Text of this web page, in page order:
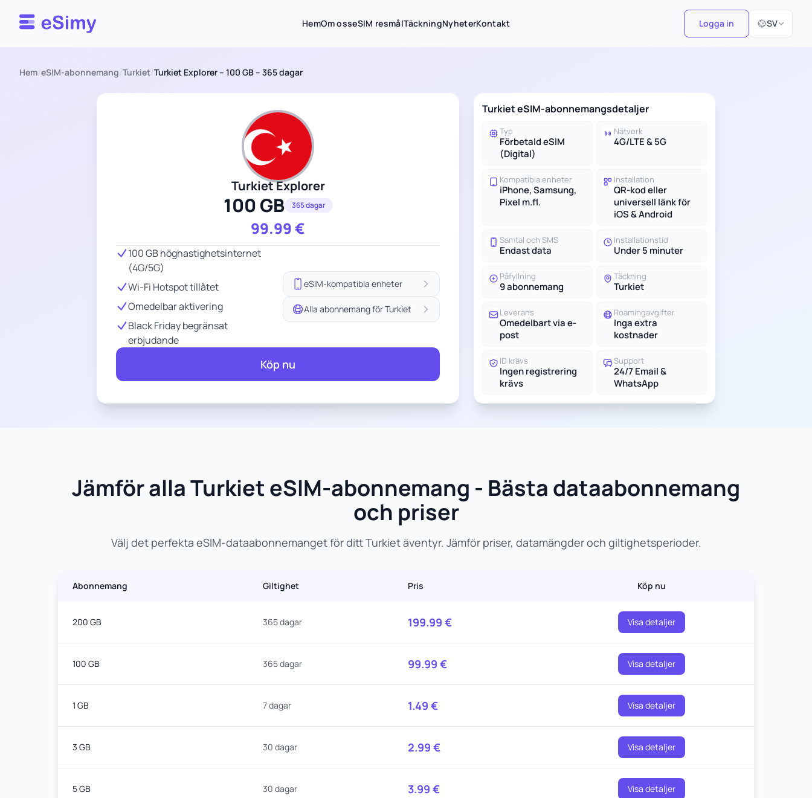
Esimy HemOm osseSIM resmålTäckningNyheterKontakt Logga in SV
Välj språk
Hem/eSIM-abonnemang/Turkiet/Turkiet Explorer – 100 GB – 365 dagar
Turkiet Explorer
100 GB 365 dagar
99.99€
100 GB höghastighetsinternet
(4G/5G)
Wi-Fi Hotspot tillåtet
Omedelbar aktivering
Black Friday begränsat
erbjudande
eSIM-kompatibla enheter
Alla abonnemang för Turkiet
Köp nu
Turkiet eSIM-abonnemangsdetaljer
Typ
Förbetald eSIM
(Digital)
Nätverk
4G/LTE & 5G
Kompatibla enheter
iPhone, Samsung,
Pixel m.fl.
Installation
QR-kod eller
universell länk för
iOS & Android
Samtal och SMS
Endast data
Installationstid
Under 5 minuter
Påfyllning
9 abonnemang
Täckning
Turkiet
Leverans
Omedelbart via e-
post
Roamingavgifter
Inga extra
kostnader
ID krävs
Ingen registrering
krävs
Support
24/7 Email &
WhatsApp
Jämför alla Turkiet eSIM-abonnemang - Bästa dataabonnemang
och priser
Välj det perfekta eSIM-dataabonnemanget för ditt Turkiet äventyr. Jämför priser, datamängder och giltighetsperioder.
Abonnemang Giltighet Pris Köp nu
200 GB 365 dagar 199.99 € Visa detaljer
100 GB 365 dagar 99.99 € Visa detaljer
1 GB 7 dagar 1.49 € Visa detaljer
3 GB 30 dagar 2.99 € Visa detaljer
5 GB 30 dagar 3.99 € Visa detaljer